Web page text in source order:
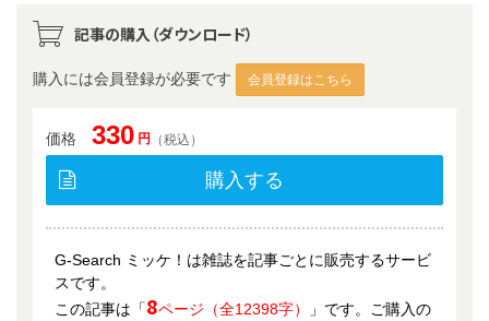
記事の購入（ダウンロード）
購入には会員登録が必要です 会員登録はこちら
価格 330 円 （税込）
購入する
G-Search ミッケ！は雑誌を記事ごとに販売するサービ
スです。
この記事は「8ページ（全12398字）
」です。ご購入の